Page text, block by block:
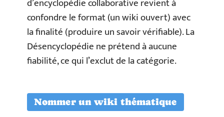
confondre le format (un wiki ouvert) avec
la finalité (produire un savoir vérifiable). La
Désencyclopédie ne prétend à aucune
fiabilité, ce qui l’exclut de la catégorie.
Nommer un wiki thématique